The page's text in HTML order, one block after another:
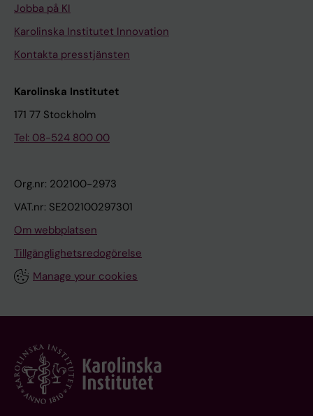
Jobba på KI
Karolinska Institutet Innovation
Kontakta presstjänsten
Karolinska Institutet
171 77 Stockholm
Tel: 08-524 800 00
Org.nr: 202100-2973
VAT.nr: SE202100297301
Om webbplatsen
Tillgänglighetsredogörelse
Manage your cookies